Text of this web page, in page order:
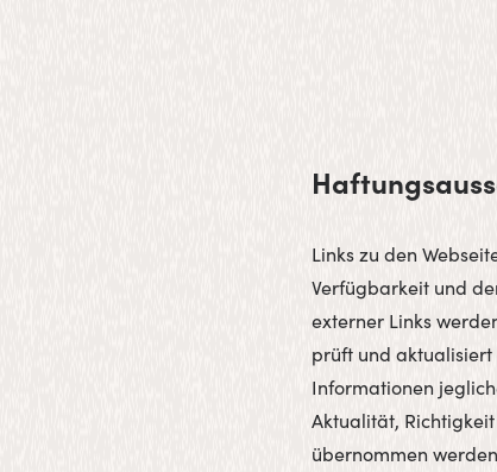
Links zu den
Verfügbarkeit und
externer Links
prüft und aktualisiert
Informationen
Aktualität,
übernommen